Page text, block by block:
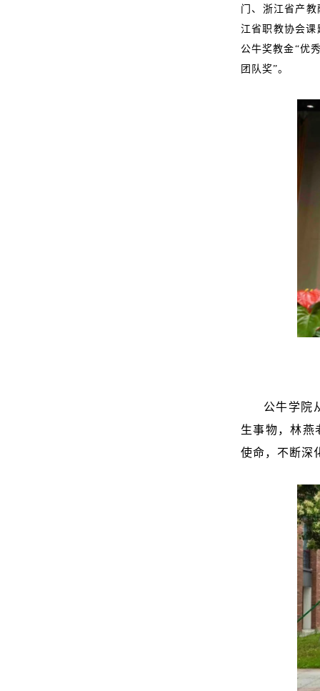
门、浙江省产
江省职教协会课
公牛奖教金“优
团队奖”。
公牛学院
生事物，林燕
使命，不断深